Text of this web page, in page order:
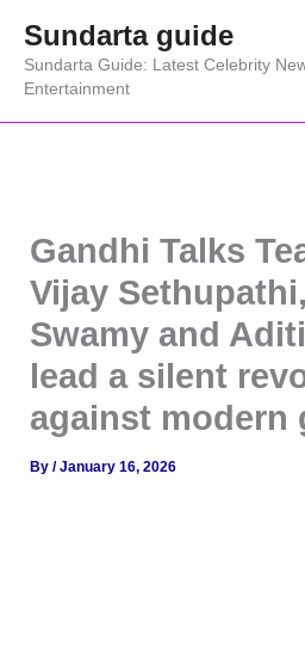
content
Sundarta guide
Sundarta Guide: Latest Celebrity
Entertainment
Gandhi Talks
Vijay
Swamy and
lead a silent
against modern
By/January 16, 2026